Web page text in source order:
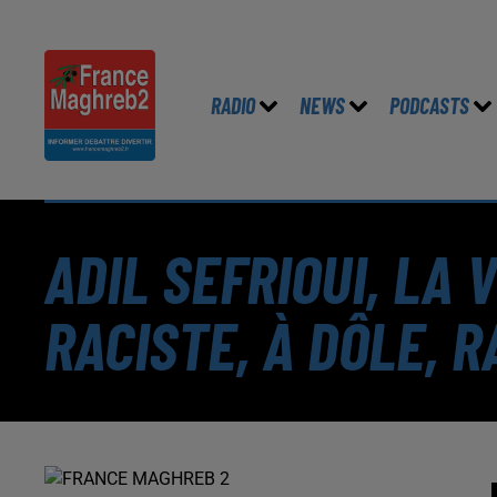
RADIO NEWS PODCASTS
ADIL SEFRIOUI, LA
RACISTE, À DÔLE,